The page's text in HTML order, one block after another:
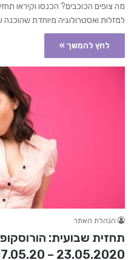
מה צופים הכוכבים? הכנסו וקיראו
למזלות ואסטרולוגיה מיוחדת שהוכנה
לחץ להמשך »
הנהלת האתר
תחזית שבועית:
23.05.2020 – 17.05.20